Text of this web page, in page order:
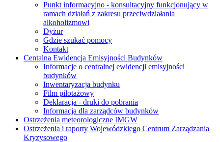
Punkt informacyjno - konsultacyjny funkcjonujący w
ramach działań z zakresu przeciwdziałania
alkoholizmowi
Dyżur
Gdzie szukać pomocy
Kontakt
Centalna Ewidencja Emisyjności Budynków
Informacje o centralnej ewidencji emisyjności
budynków
Inwentaryzacja budynku
Film pilotażowy
Deklaracja - druki do pobrania
Informacja dla zarządców budynków
Ostrzeżenia meteorologiczne IMGW
Ostrzeżenia i raporty Wojewódzkiego Centrum Zarządzania
Kryzysowego